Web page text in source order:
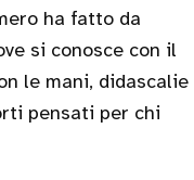
ha fatto da
si conosce con il
le mani, didascalie
pensati per chi